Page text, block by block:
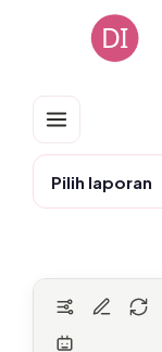
DI
Pilih laporan